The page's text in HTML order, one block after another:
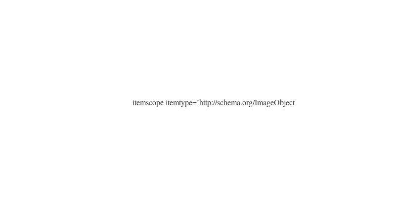
itemscope itemtype=’http://schema.org/ImageObject